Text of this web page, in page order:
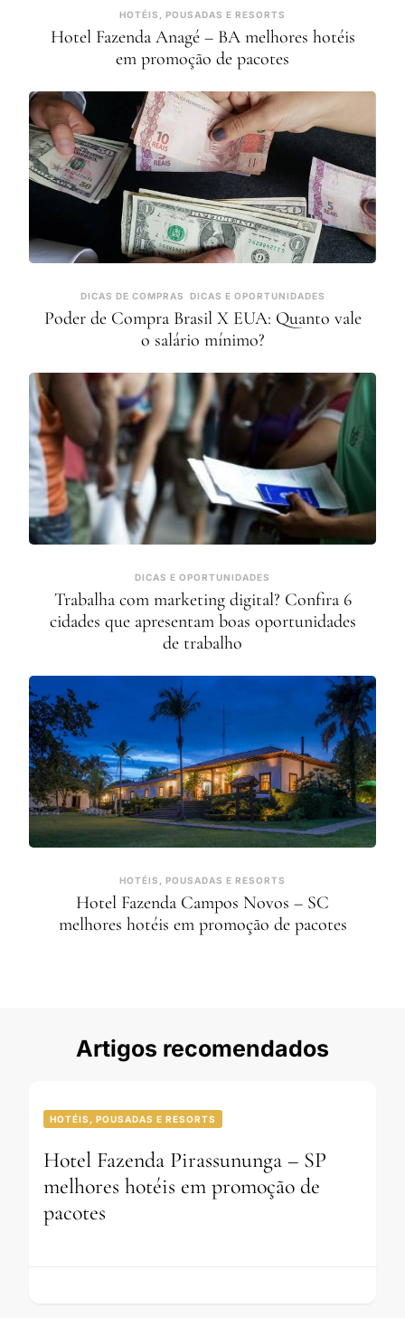
HOTÉIS, POUSADAS E RESORTS
Hotel Fazenda Anagé – BA melhores hotéis
em promoção de pacotes
DICAS DE COMPRAS DICAS E OPORTUNIDADES
Poder de Compra Brasil X EUA: Quanto vale
o salário mínimo?
DICAS E OPORTUNIDADES
Trabalha com marketing digital? Confira 6
cidades que apresentam boas oportunidades
de trabalho
HOTÉIS, POUSADAS E RESORTS
Hotel Fazenda Campos Novos – SC
melhores hotéis em promoção de pacotes
Artigos recomendados
HOTÉIS, POUSADAS E RESORTS
Hotel Fazenda Pirassununga – SP
melhores hotéis em promoção de
pacotes